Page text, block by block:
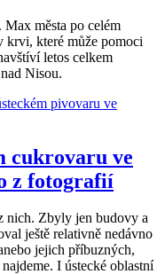
města po celém
krvi, které může pomoci
letos celkem
Nisou.
cukrovaru ve
z fotografií
nich. Zbyly jen budovy a
ještě relativně nedávno
jejich příbuzných,
I ústecké oblastní